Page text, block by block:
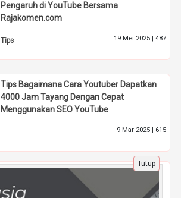
Pengaruh di YouTube Bersama
Rajakomen.com
Tips 19 Mei 2025 | 487
Tips Bagaimana Cara Youtuber Dapatkan
4000 Jam Tayang Dengan Cepat
Menggunakan SEO YouTube
9 Mar 2025 | 615
Bisnis di Era Digital: Bagaimana
Menghadapi Kompetisi yang Ketat?
Tutup